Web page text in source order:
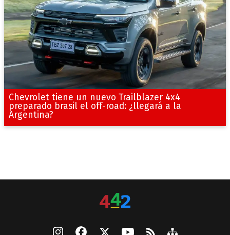
Chevrolet tiene un nuevo Trailblazer 4x4
preparado brasil el off-road: ¿llegará a la
Argentina?